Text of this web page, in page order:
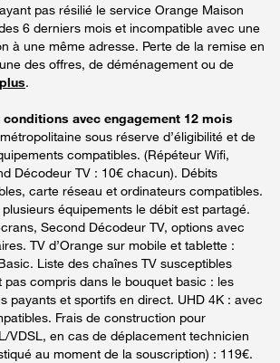
pas résilié le service Orange Maison
6 derniers mois et incompatible avec une
à une même adresse. Perte de la remise en
des offres, de déménagement ou de
.
avec engagement 12 mois
sous réserve d’éligibilité et de
compatibles. (Répéteur Wifi,
Décodeur TV : 10€ chacun). Débits
carte réseau et ordinateurs compatibles.
plusieurs équipements le débit est partagé.
Second Décodeur TV, options avec
TV d’Orange sur mobile et tablette :
Liste des chaînes TV susceptibles
pas compris dans le bouquet basic : les
payants et sportifs en direct. UHD 4K : avec
Frais de construction pour
VDSL, en cas de déplacement technicien
au moment de la souscription) : 119€.